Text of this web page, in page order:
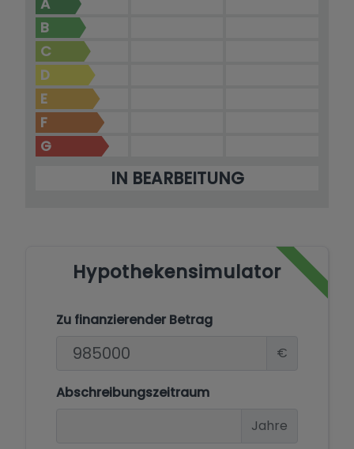
A
B
C
D
E
F
G
IN BEARBEITUNG
Hypothekensimulator
Zu finanzierender Betrag
€
Abschreibungszeitraum
Jahre